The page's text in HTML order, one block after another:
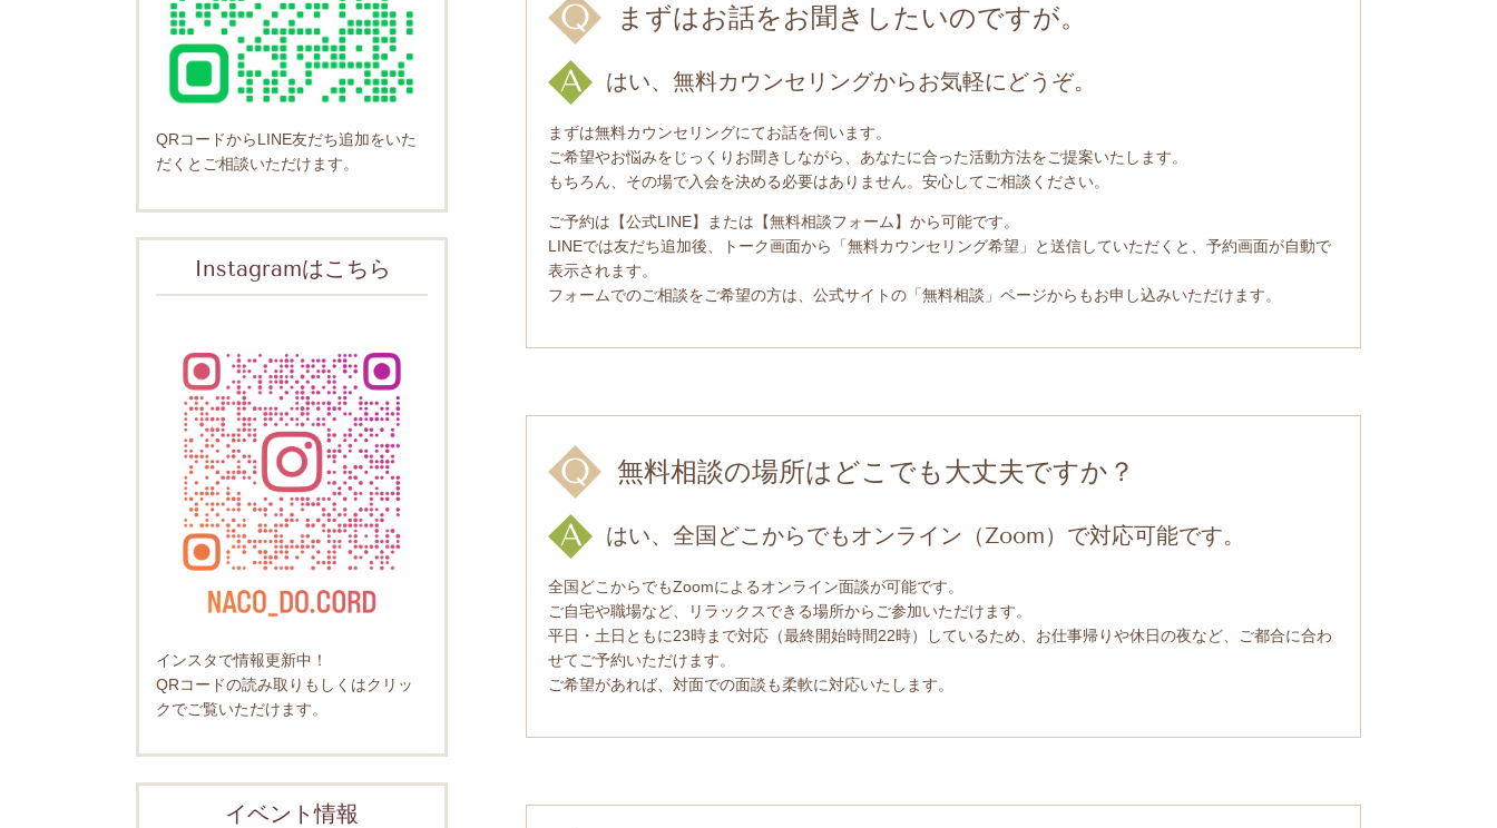
まずはお話をお聞きしたいのですが。
はい、無料カウンセリングからお気軽にどうぞ。
まずは無料カウンセリングにてお話を伺います。
ご希望やお悩みをじっくりお聞きしながら、あなたに合った活動方法をご提案いたします。
もちろん、その場で入会を決める必要はありません。安心してご相談ください。
ご予約は【公式LINE】または【無料相談フォーム】から可能です。
LINEでは友だち追加後、トーク画面から「無料カウンセリング希望」と送信していただくと、予約画面が自動で
表示されます。
フォームでのご相談をご希望の方は、公式サイトの「無料相談」ページからもお申し込みいただけます。
無料相談の場所はどこでも大丈夫ですか？
はい、全国どこからでもオンライン（Zoom）で対応可能です。
全国どこからでもZoomによるオンライン面談が可能です。
ご自宅や職場など、リラックスできる場所からご参加いただけます。
平日・土日ともに23時まで対応（最終開始時間22時）しているため、お仕事帰りや休日の夜など、ご都合に合わ
せてご予約いただけます。
ご希望があれば、対面での面談も柔軟に対応いたします。
QRコードからLINE友だち追加をいた
だくとご相談いただけます。
Instagramはこちら
インスタで情報更新中！
QRコードの読み取りもしくはクリッ
クでご覧いただけます。
イベント情報